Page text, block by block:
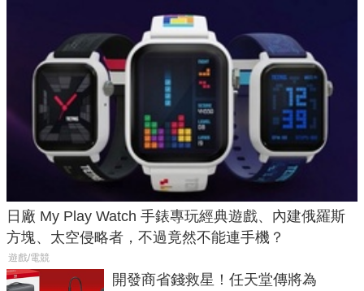
日廠 My Play Watch 手錶專玩經典遊戲、內建俄羅斯
方塊、太空侵略者，不過竟然不能連手機？
遊戲/電競
開發商省錢救星！任天堂傳將為